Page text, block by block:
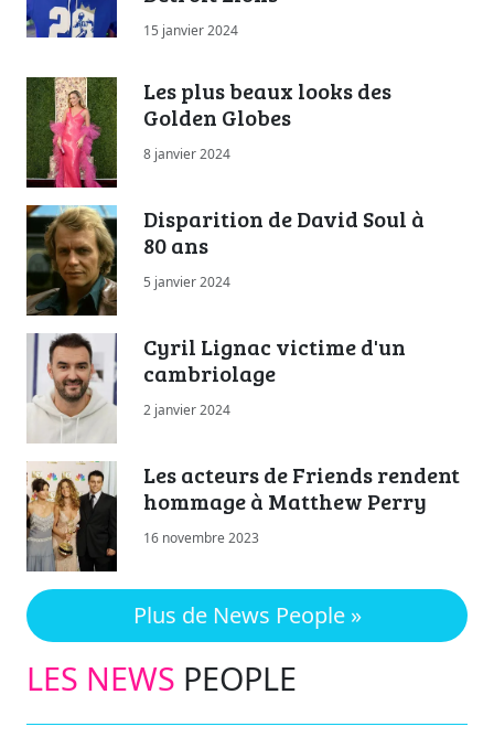
15 janvier 2024
Les plus beaux looks des
Golden Globes
8 janvier 2024
Disparition de David Soul à
80 ans
5 janvier 2024
Cyril Lignac victime d'un
cambriolage
2 janvier 2024
Les acteurs de Friends rendent
hommage à Matthew Perry
16 novembre 2023
Plus de News People »
LES NEWS PEOPLE